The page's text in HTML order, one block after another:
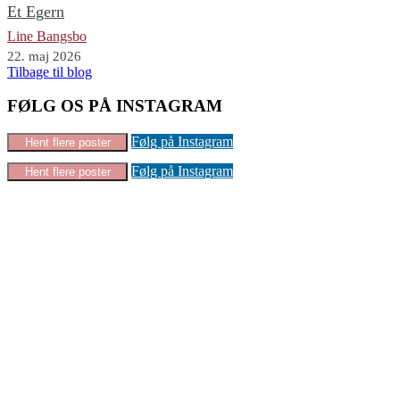
Et Egern
Line Bangsbo
22. maj 2026
Tilbage til blog
FØLG OS PÅ INSTAGRAM
Hent flere poster Følg på Instagram
Hent flere poster Følg på Instagram